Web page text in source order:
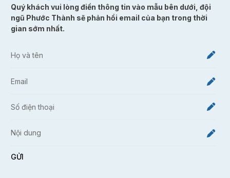
Quý khách vui lòng điền thông tin vào mẫu bên dưới, đội
ngũ Phước Thành sẽ phản hồi email của bạn trong thời
gian sớm nhất.
GỬI